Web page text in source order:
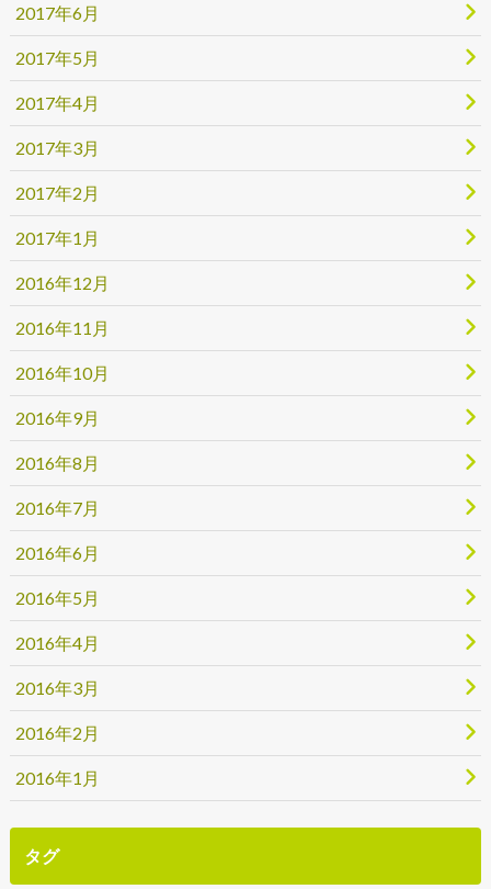
2017年6月
2017年5月
2017年4月
2017年3月
2017年2月
2017年1月
2016年12月
2016年11月
2016年10月
2016年9月
2016年8月
2016年7月
2016年6月
2016年5月
2016年4月
2016年3月
2016年2月
2016年1月
タグ